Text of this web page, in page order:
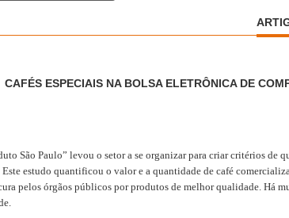
CAFÉS ESPECIAIS NA BOLSA ELETRÔNICA DE
São Paulo” levou o setor a se organizar para criar critérios
estudo quantificou o valor e a quantidade de café
pelos órgãos públicos por produtos de melhor qualidade. Há